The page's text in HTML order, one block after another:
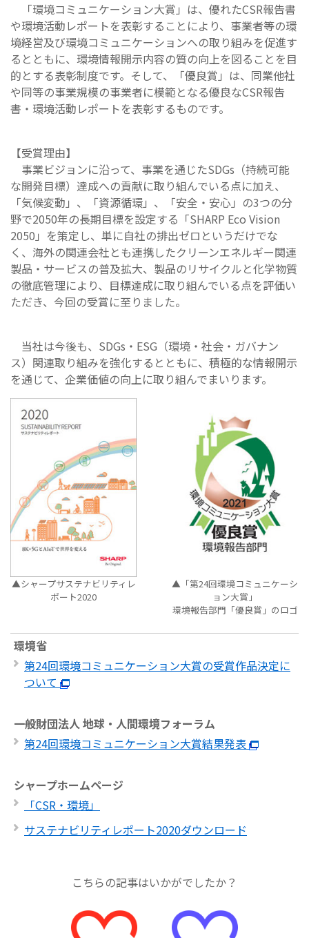
「環境コミュニケーション大賞」は、優れたCSR報告書
や環境活動レポートを表彰することにより、事業者等の環
境経営及び環境コミュニケーションへの取り組みを促進す
るとともに、環境情報開示内容の質の向上を図ることを目
的とする表彰制度です。そして、「優良賞」は、同業他社
や同等の事業規模の事業者に模範となる優良なCSR報告
書・環境活動レポートを表彰するものです。
【受賞理由】
事業ビジョンに沿って、事業を通じたSDGs（持続可能
な開発目標）達成への貢献に取り組んでいる点に加え、
「気候変動」、「資源循環」、「安全・安心」の3つの分
野で2050年の長期目標を設定する「SHARP Eco Vision
2050」を策定し、単に自社の排出ゼロというだけでな
く、海外の関連会社とも連携したクリーンエネルギー関連
製品・サービスの普及拡大、製品のリサイクルと化学物質
の徹底管理により、目標達成に取り組んでいる点を評価い
ただき、今回の受賞に至りました。
当社は今後も、SDGs・ESG（環境・社会・ガバナン
ス）関連取り組みを強化するとともに、積極的な情報開示
を通じて、企業価値の向上に取り組んでまいります。
▲シャープサステナビリティレ
ポート2020
▲「第24回環境コミュニケーシ
ョン大賞」
環境報告部門「優良賞」のロゴ
環境省
第24回環境コミュニケーション大賞の受賞作品決定に
ついて
一般財団法人 地球・人間環境フォーラム
第24回環境コミュニケーション大賞結果発表
シャープホームページ
「CSR・環境」
サステナビリティレポート2020ダウンロード